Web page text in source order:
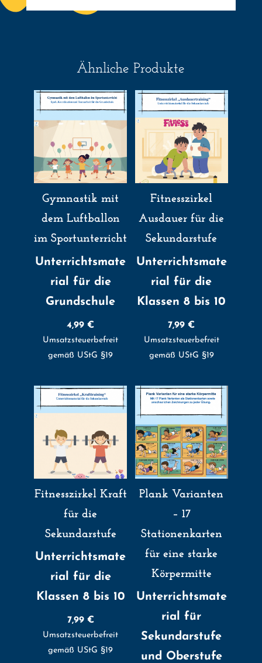
Ähnliche Produkte
Gymnastik mit
dem Luftballon
im Sportunterricht
Unterrichtsmate
rial für die
Grundschule
4,99€
Umsatzsteuerbefreit
gemäß UStG §19
Fitnesszirkel
Ausdauer für die
Sekundarstufe
Unterrichtsmate
rial für die
Klassen 8 bis 10
7,99€
Umsatzsteuerbefreit
gemäß UStG §19
Fitnesszirkel Kraft
für die
Sekundarstufe
Unterrichtsmate
rial für die
Klassen 8 bis 10
7,99 €
Umsatzsteuerbefreit
gemäß UStG §19
Plank Varianten
– 17
Stationenkarten
für eine starke
Körpermitte
Unterrichtsmate
rial für
Sekundarstufe
und Oberstufe